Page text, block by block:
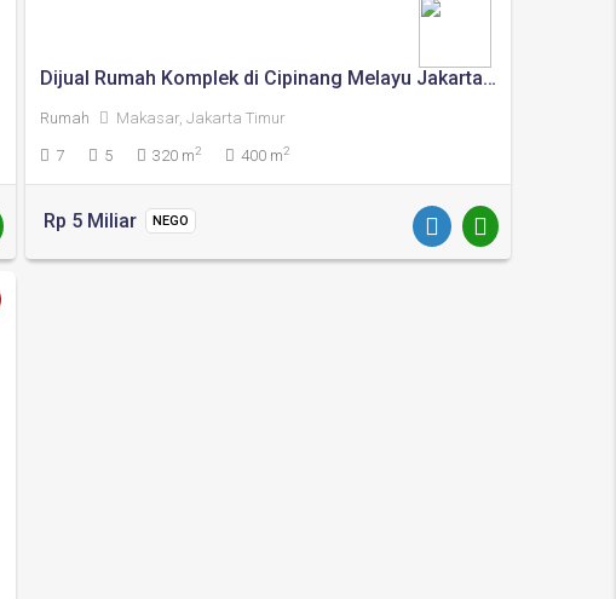
Dijual Rumah Komplek di Cipinang Melayu Jakarta Timur
Rumah Makasar, Jakarta Timur
7 5 320 m2 400 m2
Rp 5 Miliar NEGO